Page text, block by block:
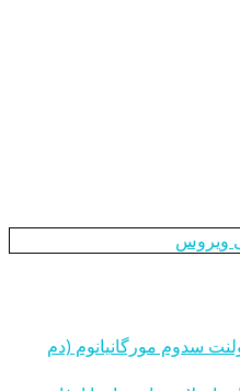
ویروس
سدوم مورگانیانوم (دم